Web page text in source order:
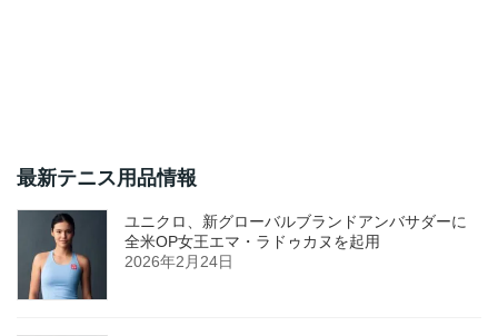
最新テニス用品情報
ユニクロ、新グローバルブランドアンバサダーに
全米OP女王エマ・ラドゥカヌを起用
2026年2月24日